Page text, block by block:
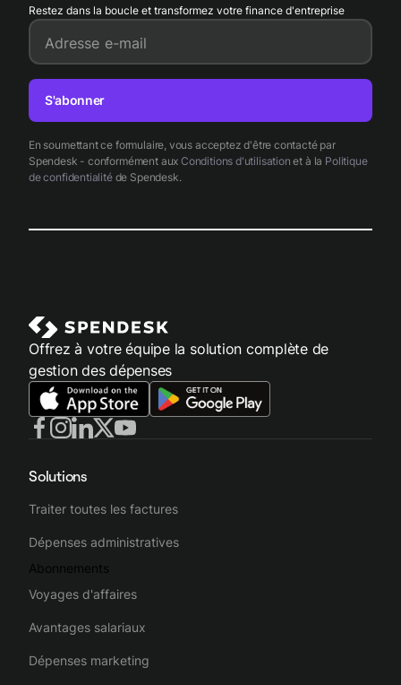
Restez dans la boucle et transformez votre finance d'entreprise
Adresse e-mail
En soumettant ce formulaire, vous acceptez d'être contacté par
Spendesk - conformément aux Conditions d'utilisation et à la Politique
de confidentialitéde Spendesk.
S'abonner
Offrez à votre équipe la solution complète de
gestion des dépenses
Solutions
Traiter toutes les factures
Dépenses administratives
Abonnements
Voyages d'affaires
Avantages salariaux
Dépenses marketing